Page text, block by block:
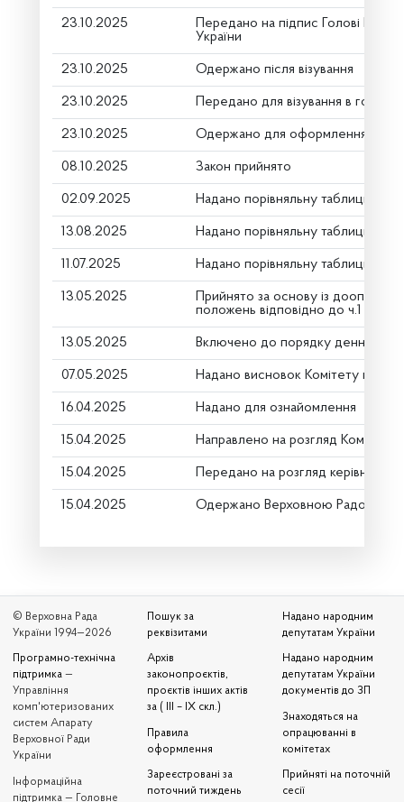
23.10.2025
Передано на підпис Голові
України
23.10.2025 Одержано після візування
23.10.2025 Передано для візування в
23.10.2025 Одержано для оформлення
08.10.2025 Закон прийнято
02.09.2025 Надано порівняльну таблицю
13.08.2025 Надано порівняльну таблицю
11.07.2025 Надано порівняльну таблицю
13.05.2025
Прийнято за основу із
положень відповідно до ч.1 ст.116
13.05.2025 Включено до порядку денного
07.05.2025 Надано висновок Комітету про
16.04.2025 Надано для ознайомлення
15.04.2025 Направлено на розгляд Комітету
15.04.2025 Передано на розгляд керівництву
15.04.2025 Одержано Верховною Радою
© Верховна Рада
України 1994—2026
Програмно-технічна
підтримка —
Управління
комп'ютеризованих
систем Апарату
Верховної Ради
України
Iнформаційна
підтримка — Головне
Пошук за
реквізитами
Архів
законопроєктів,
проєктів інших актів
за ( III – IX скл.)
Правила
оформлення
Зареєстровані за
поточний тиждень
Надано народним
депутатам України
Надано народним
депутатам України
документів до ЗП
Знаходяться на
опрацюванні в
комітетах
Прийняті на поточній
сесії